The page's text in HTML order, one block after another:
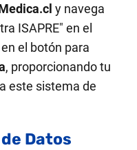
y navega
ISAPRE" en el
el botón para
, proporcionando tu
este sistema de
Datos